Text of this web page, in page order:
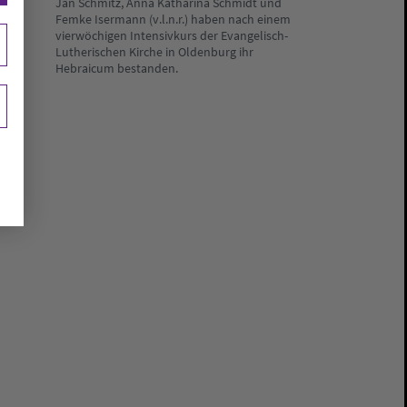
Jan Schmitz, Anna Katharina Schmidt und
Femke Isermann (v.l.n.r.) haben nach einem
vierwöchigen Intensivkurs der Evangelisch-
Lutherischen Kirche in Oldenburg ihr
Hebraicum bestanden.